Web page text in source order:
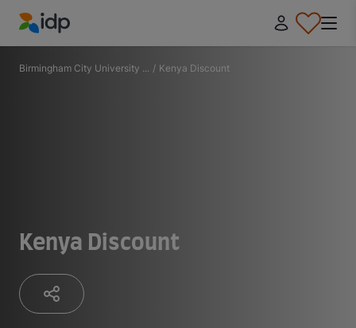
IDP Education
Birmingham City University ... / Kenya Discount
Kenya Discount